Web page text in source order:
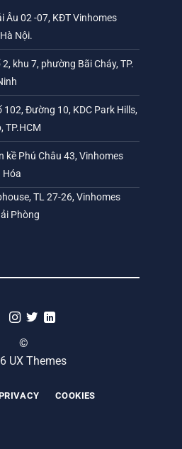
Âu 02 -07, KĐT Vinhomes
Nội.
2, khu 7, phường Bãi Cháy, TP.
102, Đường 10, KDC Park Hills,
TP.HCM
kề Phú Châu 43, Vinhomes
Hóa
TL 27-26, Vinhomes
Phòng
©
UX Themes
COOKIES